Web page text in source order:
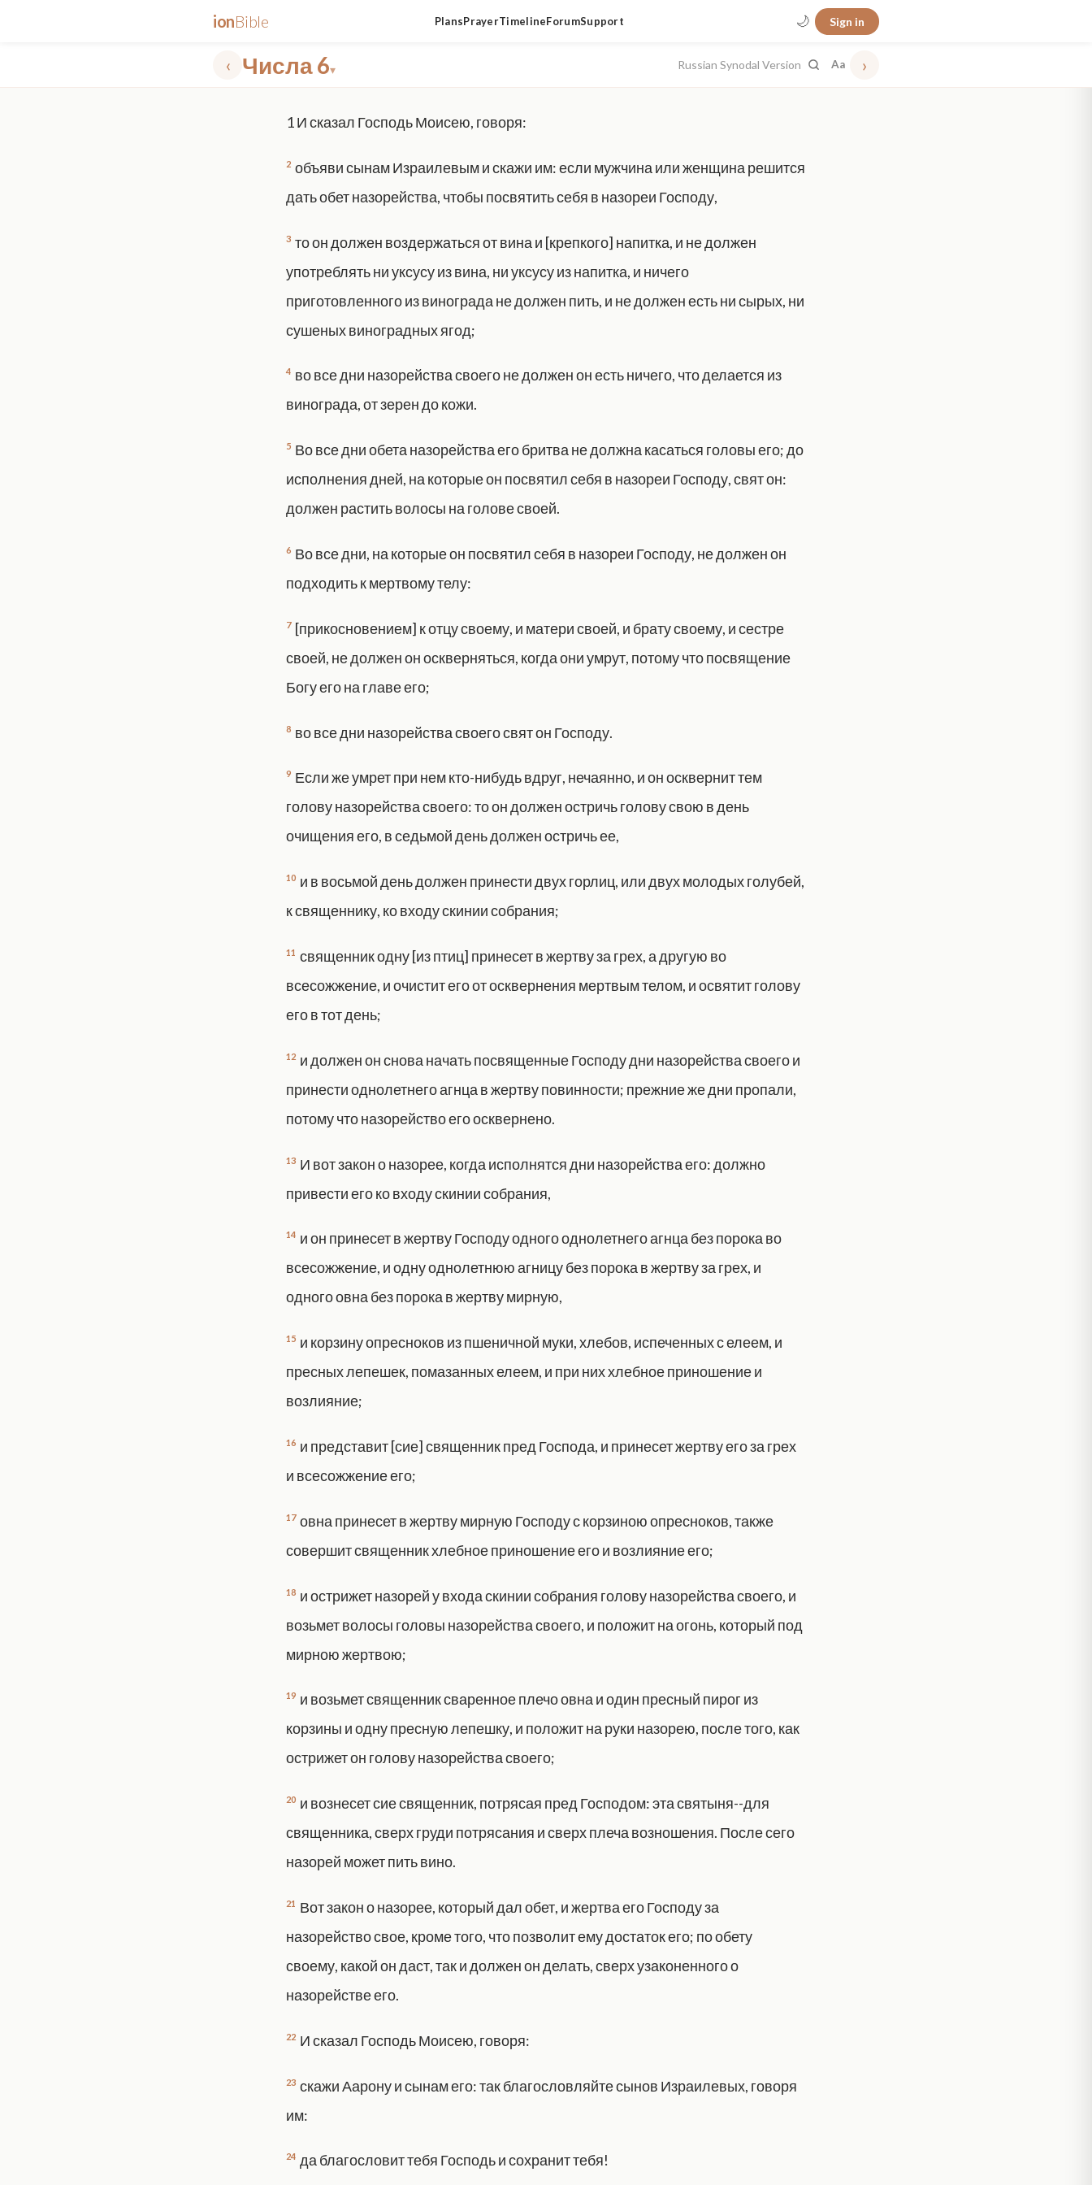
ionBible PlansPrayerTimelineForumSupport 🌙 Sign in
‹ Числа 6▾ Russian Synodal Version Aa ›
1И сказал Господь Моисею, говоря:
2 объяви сынам Израилевым и скажи им: если мужчина или женщина решится
дать обет назорейства, чтобы посвятить себя в назореи Господу,
3 то он должен воздержаться от вина и [крепкого] напитка, и не должен
употреблять ни уксусу из вина, ни уксусу из напитка, и ничего
приготовленного из винограда не должен пить, и не должен есть ни сырых, ни
сушеных виноградных ягод;
4 во все дни назорейства своего не должен он есть ничего, что делается из
винограда, от зерен до кожи.
5 Во все дни обета назорейства его бритва не должна касаться головы его; до
исполнения дней, на которые он посвятил себя в назореи Господу, свят он:
должен растить волосы на голове своей.
6 Во все дни, на которые он посвятил себя в назореи Господу, не должен он
подходить к мертвому телу:
7 [прикосновением] к отцу своему, и матери своей, и брату своему, и сестре
своей, не должен он оскверняться, когда они умрут, потому что посвящение
Богу его на главе его;
8 во все дни назорейства своего свят он Господу.
9 Если же умрет при нем кто-нибудь вдруг, нечаянно, и он осквернит тем
голову назорейства своего: то он должен остричь голову свою в день
очищения его, в седьмой день должен остричь ее,
10 и в восьмой день должен принести двух горлиц, или двух молодых голубей,
к священнику, ко входу скинии собрания;
11 священник одну [из птиц] принесет в жертву за грех, а другую во
всесожжение, и очистит его от осквернения мертвым телом, и освятит голову
его в тот день;
12 и должен он снова начать посвященные Господу дни назорейства своего и
принести однолетнего агнца в жертву повинности; прежние же дни пропали,
потому что назорейство его осквернено.
13 И вот закон о назорее, когда исполнятся дни назорейства его: должно
привести его ко входу скинии собрания,
14 и он принесет в жертву Господу одного однолетнего агнца без порока во
всесожжение, и одну однолетнюю агницу без порока в жертву за грех, и
одного овна без порока в жертву мирную,
15 и корзину опресноков из пшеничной муки, хлебов, испеченных с елеем, и
пресных лепешек, помазанных елеем, и при них хлебное приношение и
возлияние;
16 и представит [сие] священник пред Господа, и принесет жертву его за грех
и всесожжение его;
17 овна принесет в жертву мирную Господу с корзиною опресноков, также
совершит священник хлебное приношение его и возлияние его;
18 и острижет назорей у входа скинии собрания голову назорейства своего, и
возьмет волосы головы назорейства своего, и положит на огонь, который под
мирною жертвою;
19 и возьмет священник сваренное плечо овна и один пресный пирог из
корзины и одну пресную лепешку, и положит на руки назорею, после того, как
острижет он голову назорейства своего;
20 и вознесет сие священник, потрясая пред Господом: эта святыня--для
священника, сверх груди потрясания и сверх плеча возношения. После сего
назорей может пить вино.
21 Вот закон о назорее, который дал обет, и жертва его Господу за
назорейство свое, кроме того, что позволит ему достаток его; по обету
своему, какой он даст, так и должен он делать, сверх узаконенного о
назорействе его.
22 И сказал Господь Моисею, говоря:
23 скажи Аарону и сынам его: так благословляйте сынов Израилевых, говоря
им:
24 да благословит тебя Господь и сохранит тебя!